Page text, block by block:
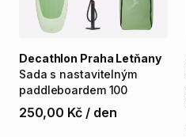
Sada s nastavitelným
paddleboardem 100
Decathlon Praha Letňany
250,00 Kč / den